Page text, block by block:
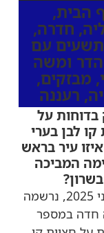
הבית,
, חדרה,
תשעים עם
הדר ומשה
, מבזקים,
, רעננה
בדוחות על
קו לבן בערי
עיר בראש
המביכה
בשרון?
לפי נתוני 2025, נרשמה
חדה במספר